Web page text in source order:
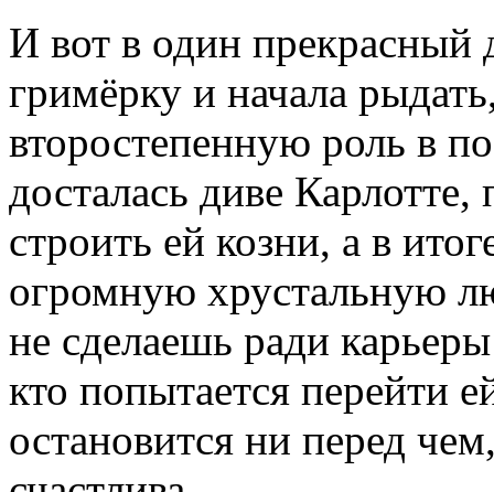
И вот в один прекрасный
гримёрку и начала
второстепенную роль в
досталась диве
строить ей козни, а в
огромную хрустальную
не сделаешь ради
кто попытается перейти
остановится ни перед